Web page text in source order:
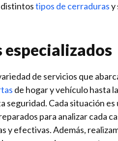
tipos de cerradurasy
especializados
de servicios que
de hogar y vehículo hasta
seguridad. Cada situación
para analizar cada
y efectivas. Además,